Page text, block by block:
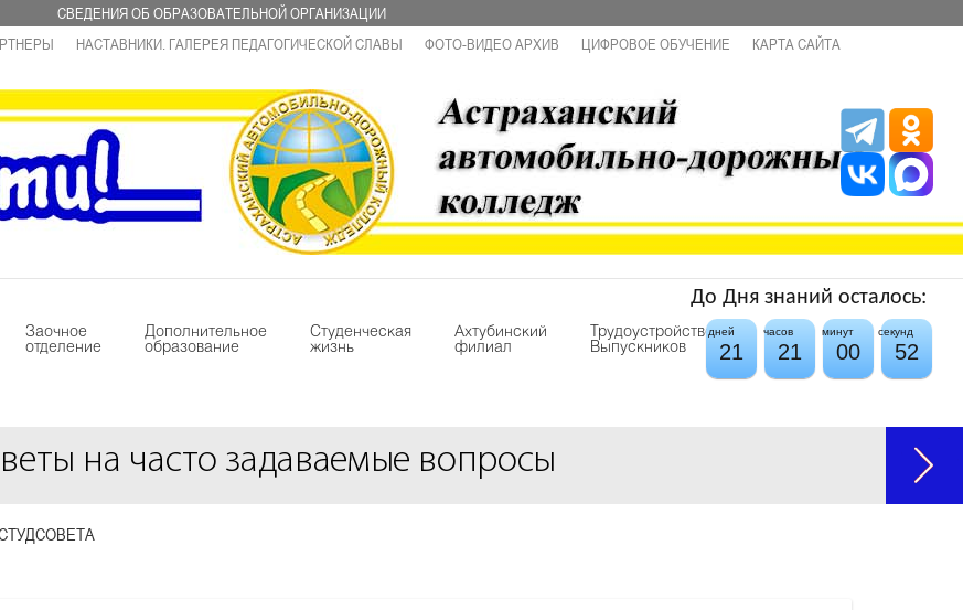
СВЕДЕНИЯ ОБ ОБРАЗОВАТЕЛЬНОЙ ОРГАНИЗАЦИИ
НАСТАВНИКИ. ГАЛЕРЕЯ ПЕДАГОГИЧЕСКОЙ СЛАВЫ ФОТО-ВИДЕО АРХИВ ЦИФРОВОЕ ОБУЧЕНИЕ КАРТА САЙТА
Заочное
отделение
Дополнительное
образование
Студенческая
жизнь
Ахтубинский
филиал
Трудоустройство
Выпускников
До Дня знаний осталось:
дней часов минут секунд
21 21 00 52
на часто задаваемые вопросы